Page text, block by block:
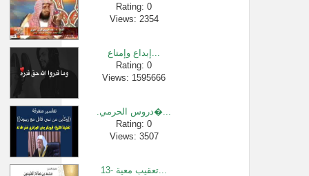
Rating: 0
Views: 2354
إبداع وإمتاع...
Rating: 0
Views: 1595666
.دروس الحرمي�...
Rating: 0
Views: 3507
13- تعقيب معية...